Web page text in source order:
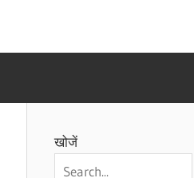
खोजें